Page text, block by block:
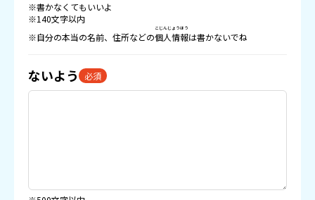
※書かなくてもいいよ
※140文字以内
※自分の本当の名前、住所などの個人情報
こじんじょうほう
は書かないでね
ないよう 必須